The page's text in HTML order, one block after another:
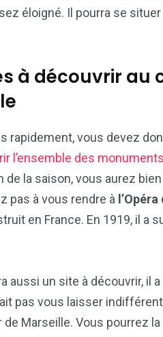
éloigné. Il pourra se
à découvrir au
rapidement, vous devez
l’ensemble des monuments
la saison, vous aurez
pas à vous rendre à
en France. En 1919, il a
aussi un site à découvrir, il
pas vous laisser
de Marseille. Vous pourrez